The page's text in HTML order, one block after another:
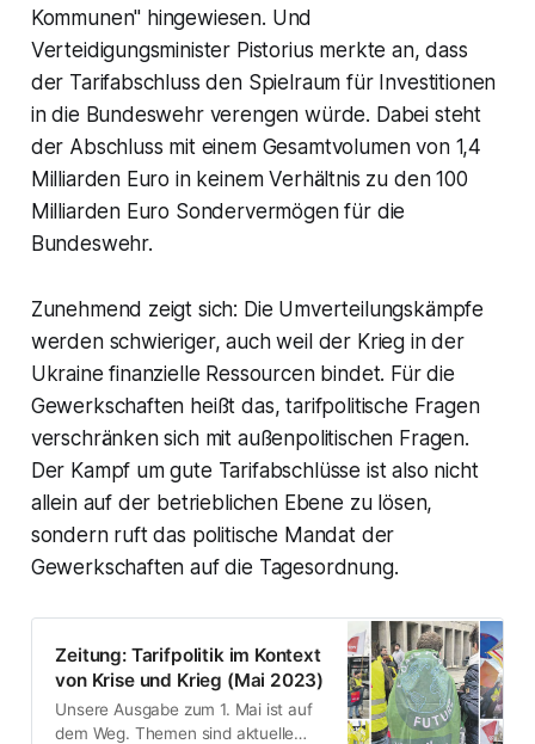
Kommunen" hingewiesen. Und
Verteidigungsminister Pistorius merkte an, dass
der Tarifabschluss den Spielraum für Investitionen
in die Bundeswehr verengen würde. Dabei steht
der Abschluss mit einem Gesamtvolumen von 1,4
Milliarden Euro in keinem Verhältnis zu den 100
Milliarden Euro Sondervermögen für die
Bundeswehr.
Zunehmend zeigt sich: Die Umverteilungskämpfe
werden schwieriger, auch weil der Krieg in der
Ukraine finanzielle Ressourcen bindet. Für die
Gewerkschaften heißt das, tarifpolitische Fragen
verschränken sich mit außenpolitischen Fragen.
Der Kampf um gute Tarifabschlüsse ist also nicht
allein auf der betrieblichen Ebene zu lösen,
sondern ruft das politische Mandat der
Gewerkschaften auf die Tagesordnung.
Zeitung: Tarifpolitik im Kontext
von Krise und Krieg (Mai 2023)
Unsere Ausgabe zum 1. Mai ist auf
dem Weg. Themen sind aktuelle